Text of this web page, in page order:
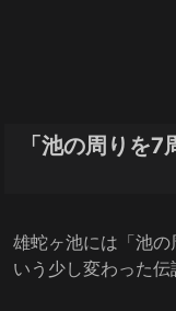
「池の周りを
雄蛇ヶ池には「池
いう少し変わった伝